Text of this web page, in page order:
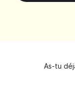
As-tu